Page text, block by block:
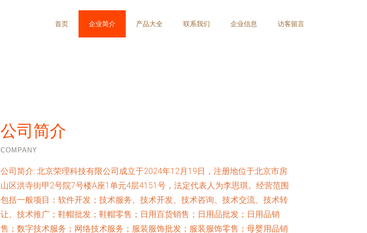
首页 企业简介 产品大全 联系我们 企业信息 访客留言
公司简介
COMPANY
公司简介: 北京荣理科技有限公司成立于2024年12月19日，注册地位于北京市房
山区洪寺街甲2号院7号楼A座1单元4层4151号，法定代表人为李思琪。经营范围
包括一般项目：软件开发；技术服务、技术开发、技术咨询、技术交流、技术转
让、技术推广；鞋帽批发；鞋帽零售；日用百货销售；日用品批发；日用品销
售；数字技术服务；网络技术服务；服装服饰批发；服装服饰零售；母婴用品销